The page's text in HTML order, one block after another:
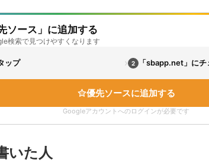
ソース」に追加する
検索で見つけやすくなります
ップ › 2 「sbapp.net」に
優先ソースに追加する
Googleアカウントへのログインが必要です
いた人